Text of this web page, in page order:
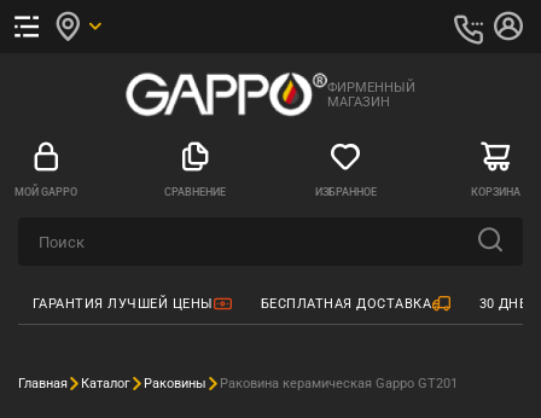
ФИРМЕННЫЙ
МАГАЗИН
МОЙ GAPPO СРАВНЕНИЕ ИЗБРАННОЕ КОРЗИНА
ГАРАНТИЯ ЛУЧШЕЙ ЦЕНЫ БЕСПЛАТНАЯ ДОСТАВКА 30
Главная Каталог Раковины Раковина керамическая Gappo GT201